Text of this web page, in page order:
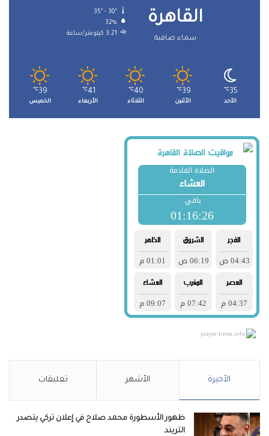
القاهرة
سماء صافية
35º - 30º
32%
3.21 كيلومتر/ساعة
35
℃
الأحد
39
℃
الأثنين
40
℃
الثلاثاء
41
℃
الأربعاء
39
℃
الخميس
prayer-times.info
الأخيرة الأشهر تعليقات
ظهور الأسطورة محمد صلاح في إعلان تركي يتصدر
التريند